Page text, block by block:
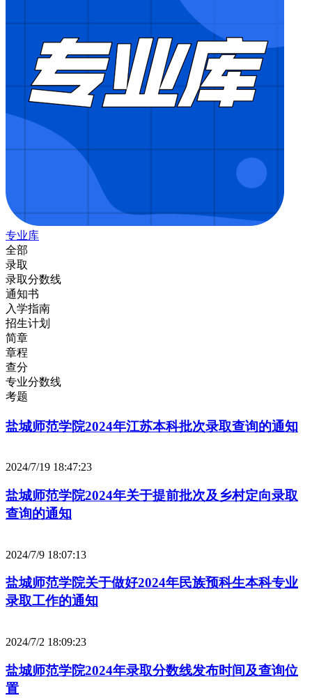
专业库
全部
录取
录取分数线
通知书
入学指南
招生计划
简章
章程
查分
专业分数线
考题
盐城师范学院2024年江苏本科批次录取查询的通知
2024/7/19 18:47:23
盐城师范学院2024年关于提前批次及乡村定向录取
查询的通知
2024/7/9 18:07:13
盐城师范学院关于做好2024年民族预科生本科专业
录取工作的通知
2024/7/2 18:09:23
盐城师范学院2024年录取分数线发布时间及查询位
置